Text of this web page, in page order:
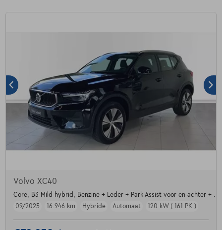
Volvo XC40
Core, B3 Mild hybrid, Benzine + Leder + Park Assist voor en achter + ....
09/2025
16.946 km Hybride Automaat 120 kW ( 161 PK )